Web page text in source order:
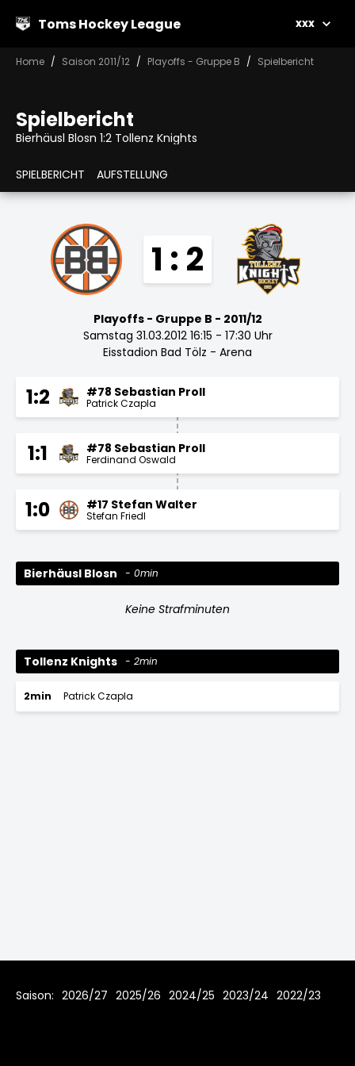
Toms Hockey League xxx
Home Saison 2011/12 Playoffs - Gruppe B Spielbericht
Spielbericht
Bierhäusl Blosn 1:2 Tollenz Knights
SPIELBERICHT AUFSTELLUNG
1 : 2
Playoffs - Gruppe B - 2011/12
Samstag 31.03.2012 16:15 - 17:30 Uhr
Eisstadion Bad Tölz - Arena
1:2 #78 Sebastian Proll
Patrick Czapla
1:1 #78 Sebastian Proll
Ferdinand Oswald
1:0 #17 Stefan Walter
Stefan Friedl
Bierhäusl Blosn 0min
Keine Strafminuten
Tollenz Knights 2min
2min Patrick Czapla
Saison: 2026/27 2025/26 2024/25 2023/24 2022/23